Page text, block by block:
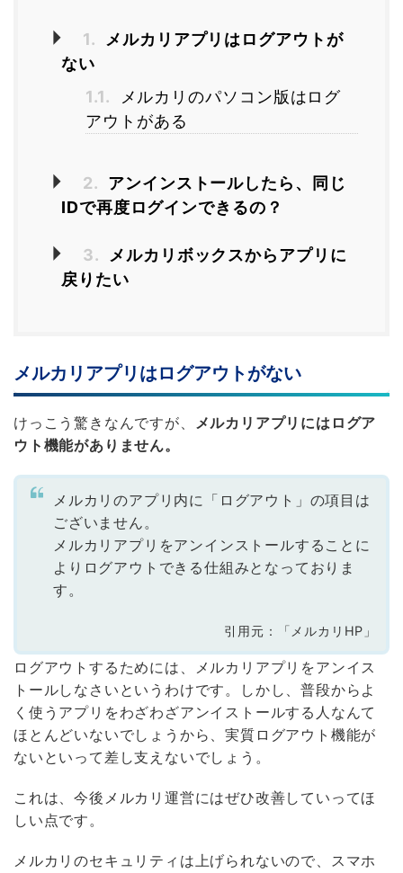
1.
メルカリアプリはログアウトが
ない
1.1.
メルカリのパソコン版はログ
アウトがある
2.
アンインストールしたら、同じ
IDで再度ログインできるの？
3.
メルカリボックスからアプリに
戻りたい
メルカリアプリはログアウトがない
けっこう驚きなんですが、 メルカリアプリにはログア
ウト機能がありません。
メルカリのアプリ内に「ログアウト」の項目は
ございません。
メルカリアプリをアンインストールすることに
よりログアウトできる仕組みとなっておりま
す。
引用元：「メルカリHP」
ログアウトするためには、メルカリアプリをアンイス
トールしなさいというわけです。しかし、普段からよ
く使うアプリをわざわざアンイストールする人なんて
ほとんどいないでしょうから、実質ログアウト機能が
ないといって差し支えないでしょう。
これは、今後メルカリ運営にはぜひ改善していってほ
しい点です。
メルカリのセキュリティは上げられないので、スマホ